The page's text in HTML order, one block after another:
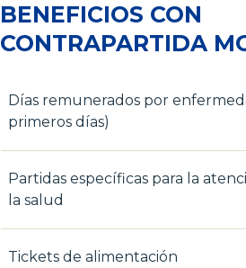
BENEFICIOS CON
CONTRAPARTIDA
Días remunerados por
primeros días)
Partidas específicas para la
la salud
Tickets de alimentación